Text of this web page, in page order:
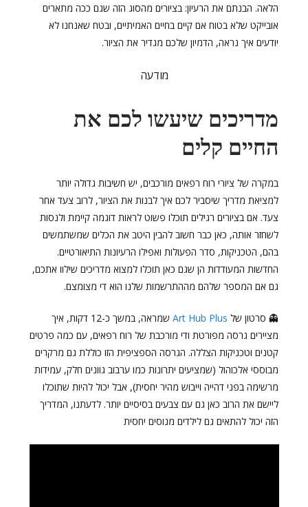
הלאה. הבנתם את הרעיון: בציורים מהסוג הזה שגם ככה מתארים
אובייקט שלא בטוח אם קיים בחיים האמיתיים, ובטח שאנחנו לא
יודעים איך נראה, הדמיון שלכם מגדיר את הציור.
מודעה
מדריכים שיעשו לכם את
החיים קלים
במקרה של ציורי רוח רפאים מורכבים, יש חשיבות גדולה יותר
למציאת מדריך שיסביר לכם איך לבנות את הציור, לרוב צעד אחר
צעד. אם בציורים רגילים תוכלו פשוט לראות דוגמה קיימת ולנסות
לשחזר אותה, כאן כבר חשוב להבין היטב את הכלים שמשתמשים
בהם, הטכניקות, סדר הפעולות ואפילו הרעיונות התיאורטיים.
החדשות המעודדות הן שגם כאן תוכלו למצוא מדריכים שילוו אתכם,
גם אם המספר שלהם מההתרשמות שלנו הוא די מצומצם.
👻 סרטון של Art Hub Plus
שמראה, במשך כ-12 דקות, איך
מציירים גרסה מפורטת ודי מורכבת של רוח רפאים, עם כמה פרטים
קטנים וטכניקות הצללה. הגרסה הספציפית הזו כוללת גם מרקרים
מבוססי אלכוהול (שמציעים יתרונות כמו ערבוב גוונים חלק, עמידות
מרשימה בפני דהייה וייבוש מהיר יחסית), אבל יכול להיות שתוכלו
ליישם את הרוב כאן גם עם צבעים בסיסיים יותר. לדעתנו, המדריך
הזה יכול להתאים גם לילדים מנוסים יחסית